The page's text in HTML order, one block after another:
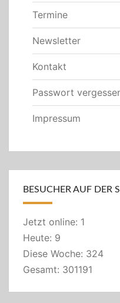
Termine
Newsletter
Kontakt
Passwort
Impressum
BESUCHER AUF DER
Jetzt online: 1
Heute: 9
Diese Woche: 324
Gesamt: 301191